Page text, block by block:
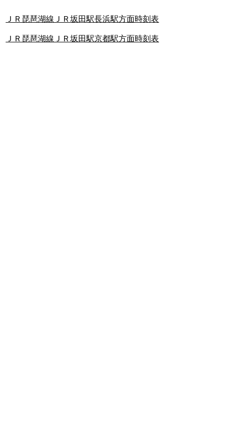
ＪＲ琵琶湖線ＪＲ坂田駅長浜駅方面時刻表
ＪＲ琵琶湖線ＪＲ坂田駅京都駅方面時刻表